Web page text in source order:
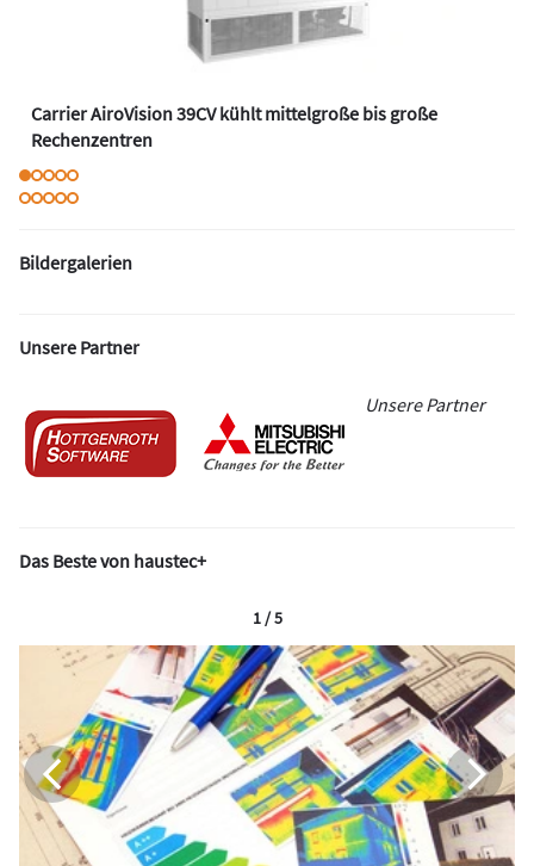
Carrier AiroVision 39CV kühlt mittelgroße bis große
Rechenzentren
Bildergalerien
Unsere Partner
Unsere Partner
Das Beste von haustec+
1 / 5